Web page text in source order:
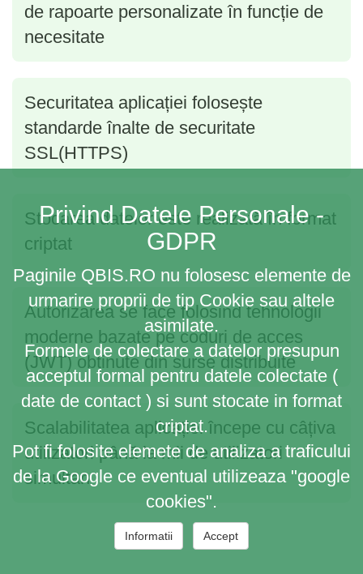
de rapoarte personalizate în funcție de
necesitate
Securitatea aplicației folosește
standarde înalte de securitate
SSL(HTTPS)
Stocarea datelor este realizată în format
criptat
Autorizarea se face folosind tehnologii
moderne bazate pe coduri de acces
(JWT) obținute din surse distribuite
Scalabilitatea aplicației începe cu câțiva
utilizatori până la mii de utilizatori
simultan
Privind Datele Personale -
GDPR
Paginile QBIS.RO nu folosesc elemente de
urmarire proprii de tip Cookie sau altele
asimilate.
Formele de colectare a datelor presupun
acceptul formal pentru datele colectate (
date de contact ) si sunt stocate in format
criptat.
Pot fi folosite elemete de analiza a traficului
de la Google ce eventual utilizeaza "google
cookies".
Informatii Accept